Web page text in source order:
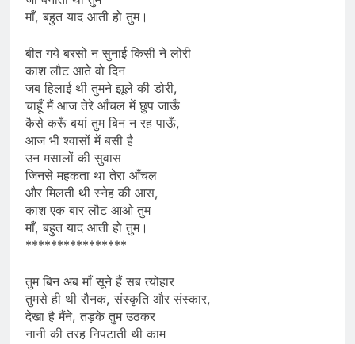
माँ, बहुत याद आती हो तुम।
बीत गये बरसों न सुनाई किसी ने लोरी
काश लौट आते वो दिन
जब हिलाई थी तुमने झूले की डोरी,
चाहूँ मैं आज तेरे आँचल में छुप जाऊँ
कैसे करूँ बयां तुम बिन न रह पाऊँ,
आज भी श्वासों में बसी है
उन मसालों की सुवास
जिनसे महकता था तेरा आँचल
और मिलती थी स्नेह की आस,
काश एक बार लौट आओ तुम
माँ, बहुत याद आती हो तुम।
****************
तुम बिन अब माँ सूने हैं सब त्योहार
तुमसे ही थी रौनक, संस्कृति और संस्कार,
देखा है मैंने, तड़के तुम उठकर
नानी की तरह निपटाती थी काम